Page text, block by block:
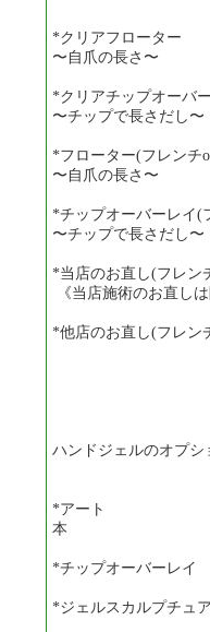
*クリアフローター
〜自爪の
*クリアチップオーバ
〜チップで
*フローター(フレンチ
〜自爪の長
*チップオーバーレイ(
〜チップで長さだし
*当店のお直し(
《当店施術のお直し
*他店のお直し(フレ
ハンドジェルのオプシ
*アー
本
*チップオー
*ジェルスカ